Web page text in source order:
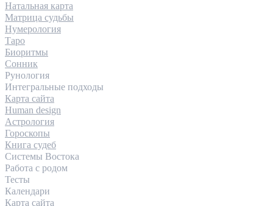
Натальная карта
Матрица судьбы
Нумерология
Таро
Биоритмы
Сонник
Рунология
Интегральные подходы
Карта сайта
Human design
Астрология
Гороскопы
Книга судеб
Системы Востока
Работа с родом
Тесты
Календари
Карта сайта